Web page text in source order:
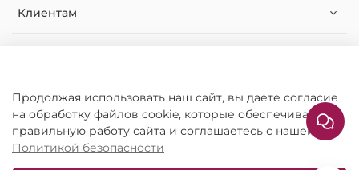
Клиентам
Дополнительная информация
Продолжая использовать наш сайт, вы даете согласие
на обработку файлов cookie, которые обеспечивают
правильную работу сайта и соглашаетесь с нашей
Политикой безопасности